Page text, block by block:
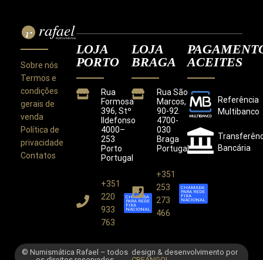
Este site utiliza cookies para melhorar a sua
Ao utilizar este site concorda com a nossaPolítica de
Sobre nós
Termos e
condições
gerais de
venda
Política de
privacidade
Contatos
LOJA
PORTO
Rua
Formosa
396, Stº
Ildefonso
4000–
253
Porto
Portugal
+351
220
933
763
CHAMADA
PARA REDE
FIXA
NACIONAL
LOJA
BRAGA
Rua São
Marcos,
90-92
4700-
030
Braga
Portugal
+351
253
273
466
CHAMADA
PARA REDE
FIXA
NACIONAL
ACEITES
Referência
Multibanco
Bancária
© Numismática Rafael – todos design & desenvolvimento por